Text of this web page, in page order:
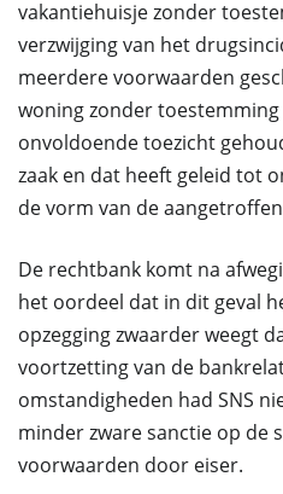
vakantiehuisje zonder
verzwijging van het
meerdere voorwaarden
woning zonder
onvoldoende toezicht
zaak en dat heeft geleid tot
de vorm van de
De rechtbank komt na
het oordeel dat in dit geval
opzegging zwaarder weegt
voortzetting van de
omstandigheden had SNS
minder zware sanctie op de
voorwaarden door eiser.